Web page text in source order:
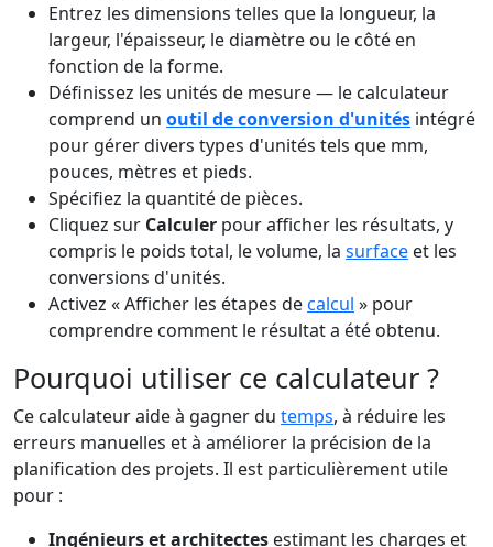
Entrez les dimensions telles que la longueur, la
largeur, l'épaisseur, le diamètre ou le côté en
fonction de la forme.
Définissez les unités de mesure — le calculateur
comprend un outil de conversion d'unités intégré
pour gérer divers types d'unités tels que mm,
pouces, mètres et pieds.
Spécifiez la quantité de pièces.
Cliquez sur Calculer pour afficher les résultats, y
compris le poids total, le volume, la surface et les
conversions d'unités.
Activez « Afficher les étapes decalcul » pour
comprendre comment le résultat a été obtenu.
Pourquoi utiliser ce calculateur ?
Ce calculateur aide à gagner du temps, à réduire les
erreurs manuelles et à améliorer la précision de la
planification des projets. Il est particulièrement utile
pour :
Ingénieurs et architectes estimant les charges et